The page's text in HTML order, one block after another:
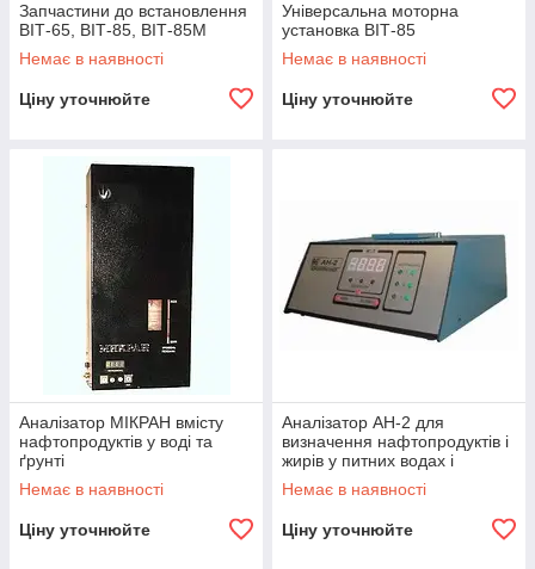
Запчастини до встановлення
ВІТ-65, ВІТ-85, ВІТ-85М
Немає в наявності
Ціну уточнюйте
Універсальна моторна
установка ВІТ-85
Немає в наявності
Ціну уточнюйте
Аналізатор МІКРАН вмісту
нафтопродуктів у воді та
ґрунті
Немає в наявності
Ціну уточнюйте
Аналізатор АН-2 для
визначення нафтопродуктів і
жирів у питних водах і
ґрунтах
Немає в наявності
Ціну уточнюйте